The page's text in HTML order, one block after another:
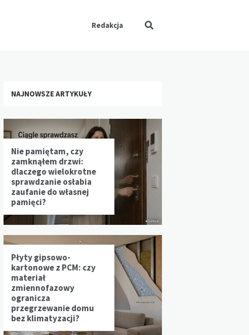
Redakcja
NAJNOWSZE ARTYKUŁY
Nie pamiętam, czy
zamknąłem drzwi:
dlaczego wielokrotne
sprawdzanie osłabia
zaufanie do własnej
pamięci?
Płyty gipsowo-
kartonowe z PCM: czy
materiał
zmiennofazowy
ogranicza
przegrzewanie domu
bez klimatyzacji?